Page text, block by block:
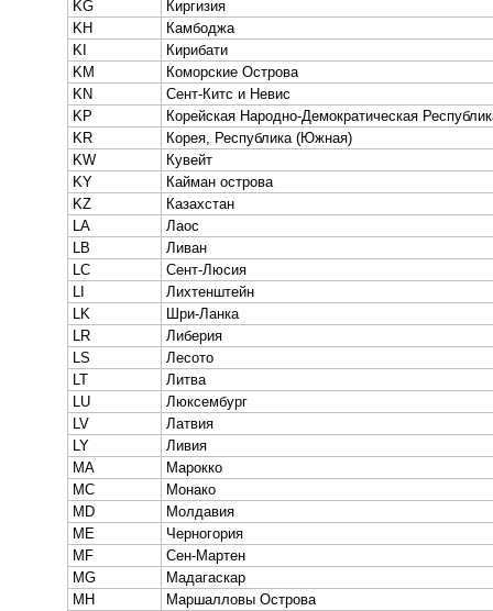
KG
Киргизия
KH
Камбоджа
KI
Кирибати
KM
Коморские Острова
KN
Сент-Китс и Невис
KP
Корейская Народно-Демократическая
KR
Корея, Республика (Южная)
KW
Кувейт
KY
Кайман острова
KZ
Казахстан
LA
Лаос
LB
Ливан
LC
Сент-Люсия
LI
Лихтенштейн
LK
Шри-Ланка
LR
Либерия
LS
Лесото
LT
Литва
LU
Люксембург
LV
Латвия
LY
Ливия
MA
Марокко
MC
Монако
MD
Молдавия
ME
Черногория
MF
Сен-Мартен
MG
Мадагаскар
MH
Маршалловы Острова